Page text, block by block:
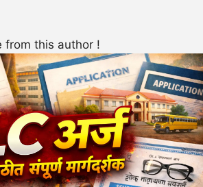
from this author !